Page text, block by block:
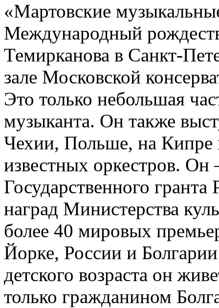
«Мартовские
Международный
Темирканова в Санкт-
зале Московской
Это только небольшая
музыканта. Он также
Чехии, Польше, на Кипре
известных оркестров. Он
Государственного
наград Министерства
более 40 мировых
Йорке, России и
детского возраста он
только гражданином